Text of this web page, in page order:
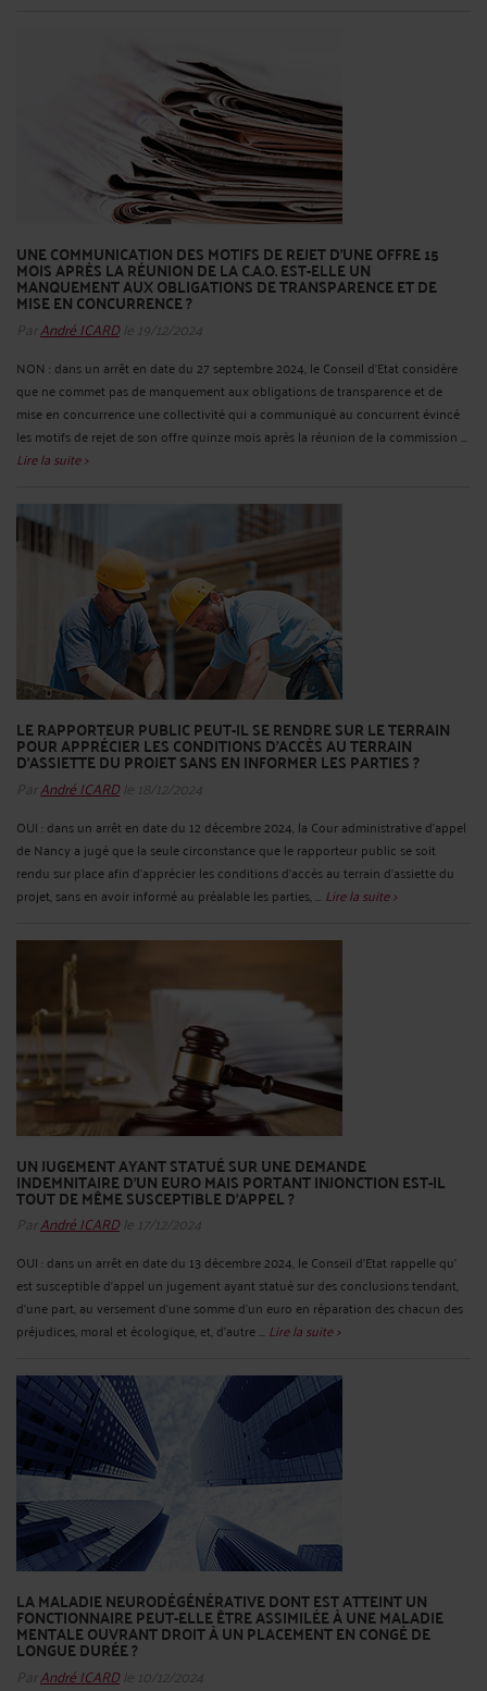
UNE COMMUNICATION DES MOTIFS DE REJET D’UNE OFFRE 15
MOIS APRÈS LA RÉUNION DE LA C.A.O. EST-ELLE UN
MANQUEMENT AUX OBLIGATIONS DE TRANSPARENCE ET DE
MISE EN CONCURRENCE ?
ParAndré ICARDle 19/12/2024
NON : dans un arrêt en date du 27 septembre 2024, le Conseil d’Etat considère
que ne commet pas de manquement aux obligations de transparence et de
mise en concurrence une collectivité qui a communiqué au concurrent évincé
les motifs de rejet de son offre quinze mois après la réunion de la commission ...
Lire la suite >
LE RAPPORTEUR PUBLIC PEUT-IL SE RENDRE SUR LE TERRAIN
POUR APPRÉCIER LES CONDITIONS D'ACCÈS AU TERRAIN
D'ASSIETTE DU PROJET SANS EN INFORMER LES PARTIES ?
ParAndré ICARDle 18/12/2024
OUI : dans un arrêt en date du 12 décembre 2024, la Cour administrative d’appel
de Nancy a jugé que la seule circonstance que le rapporteur public se soit
rendu sur place afin d'apprécier les conditions d'accès au terrain d'assiette du
projet, sans en avoir informé au préalable les parties, ... Lire la suite >
UN JUGEMENT AYANT STATUÉ SUR UNE DEMANDE
INDEMNITAIRE D'UN EURO MAIS PORTANT INJONCTION EST-IL
TOUT DE MÊME SUSCEPTIBLE D’APPEL ?
ParAndré ICARDle 17/12/2024
OUI : dans un arrêt en date du 13 décembre 2024, le Conseil d’Etat rappelle qu’
est susceptible d’appel un jugement ayant statué sur des conclusions tendant,
d’une part, au versement d’une somme d’un euro en réparation des chacun des
préjudices, moral et écologique, et, d’autre ... Lire la suite >
LA MALADIE NEURODÉGÉNÉRATIVE DONT EST ATTEINT UN
FONCTIONNAIRE PEUT-ELLE ÊTRE ASSIMILÉE À UNE MALADIE
MENTALE OUVRANT DROIT À UN PLACEMENT EN CONGÉ DE
LONGUE DURÉE ?
ParAndré ICARDle 10/12/2024